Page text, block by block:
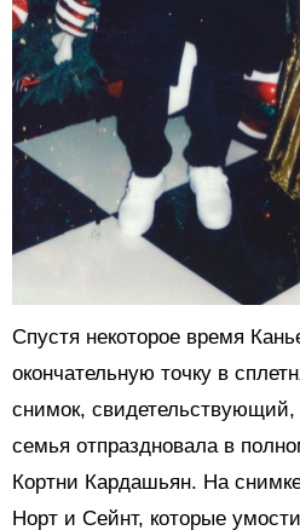
Спустя некоторое время
окончательную точку в
снимок, свидетельствующий,
семья отпраздновала в
Кортни Кардашьян. На
Норт и Сейнт, которые